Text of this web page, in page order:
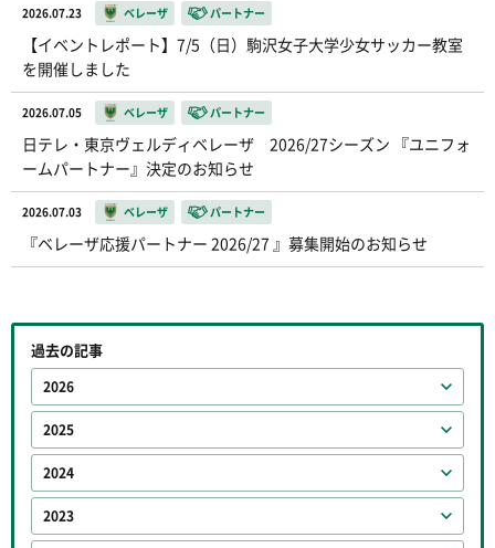
2026.07.23 ベレーザ パートナー
【イベントレポート】7/5（日）駒沢女子大学少女サッカー教室
を開催しました
2026.07.05 ベレーザ パートナー
日テレ・東京ヴェルディベレーザ 2026/27シーズン 『ユニフォ
ームパートナー』決定のお知らせ
2026.07.03 ベレーザ パートナー
『ベレーザ応援パートナー 2026/27 』募集開始のお知らせ
過去の記事
2026
2025
2024
2023